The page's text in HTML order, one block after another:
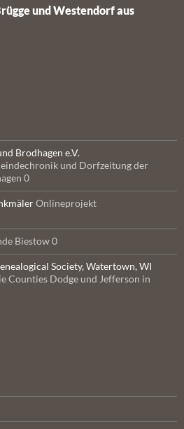
und Westendorf aus
Brodhagen e.V.
und Dorfzeitung der
0
Onlineprojekt
Biestow 0
Society, Watertown, WI
Counties Dodge und Jefferson in